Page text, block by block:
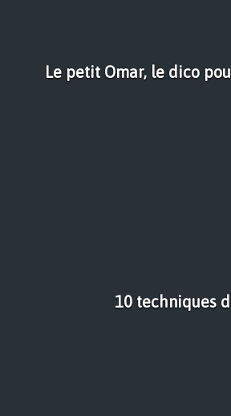
Le petit Omar, le dico
10 techniques